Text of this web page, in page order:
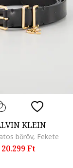
KLEIN
bőröv, Fekete
20.299 Ft